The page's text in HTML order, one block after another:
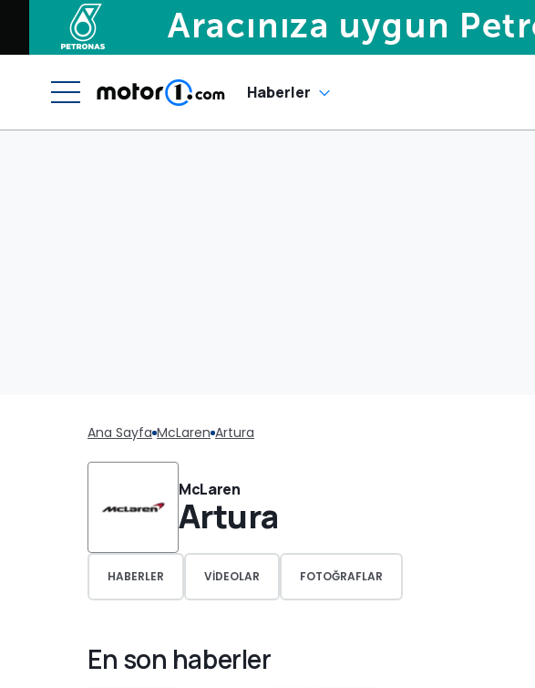
Haberler
Ana Sayfa McLaren Artura
McLaren
Artura
HABERLER VIDEOLAR FOTOĞRAFLAR
En son haberler